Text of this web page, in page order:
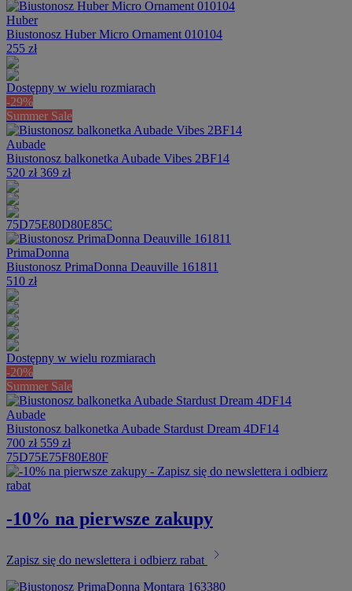
Huber
Biustonosz Huber Micro Ornament 010104
255 zł
Dostępny w wielu rozmiarach
-29%
Summer Sale
Aubade
Biustonosz balkonetka Aubade Vibes 2BF14
520 zł 369 zł
75D75E80D80E85C
PrimaDonna
Biustonosz PrimaDonna Deauville 161811
510 zł
Dostępny w wielu rozmiarach
-20%
Summer Sale
Aubade
Biustonosz balkonetka Aubade Stardust Dream 4DF14
700 zł 559 zł
75D75E75F80E80F
-10% na pierwsze zakupy
Zapisz się do newslettera i odbierz rabat chevron_right